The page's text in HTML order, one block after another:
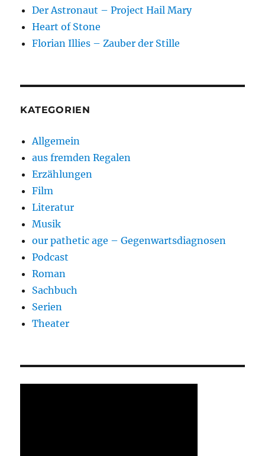
Der Astronaut – Project Hail Mary
Heart of Stone
Florian Illies – Zauber der Stille
KATEGORIEN
Allgemein
aus fremden Regalen
Erzählungen
Film
Literatur
Musik
our pathetic age – Gegenwartsdiagnosen
Podcast
Roman
Sachbuch
Serien
Theater